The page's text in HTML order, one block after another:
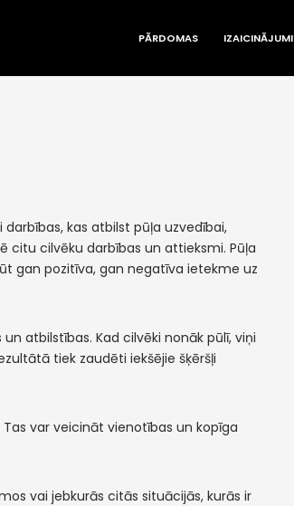
PĀRDOMAS IZAICINĀJUMI
kas atbilst pūļa uzvedībai,
citu cilvēku darbības un attieksmi. Pūļa
gan pozitīva, gan negatīva ietekme uz
atbilstības. Kad cilvēki nonāk pūlī, viņi
tiek zaudēti iekšējie šķēršļi
var veicināt vienotības un kopīga
vai jebkurās citās situācijās, kurās ir